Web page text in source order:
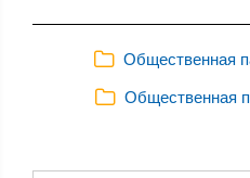
Общественная
Общественная